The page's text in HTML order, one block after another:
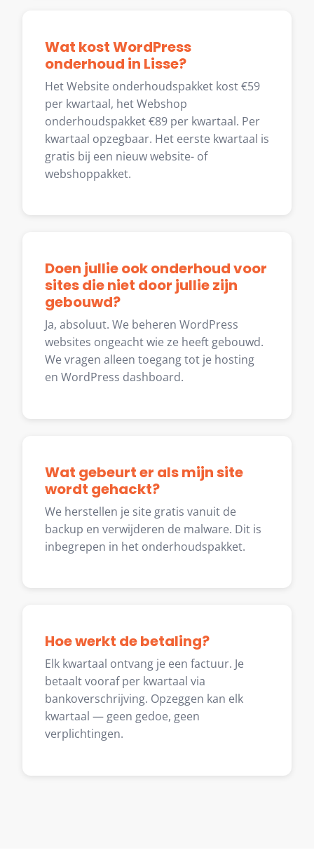
Wat kost WordPress
onderhoud in Lisse?
Het Website onderhoudspakket kost €59
per kwartaal, het Webshop
onderhoudspakket €89 per kwartaal. Per
kwartaal opzegbaar. Het eerste kwartaal is
gratis bij een nieuw website- of
webshoppakket.
Doen jullie ook onderhoud voor
sites die niet door jullie zijn
gebouwd?
Ja, absoluut. We beheren WordPress
websites ongeacht wie ze heeft gebouwd.
We vragen alleen toegang tot je hosting
en WordPress dashboard.
Wat gebeurt er als mijn site
wordt gehackt?
We herstellen je site gratis vanuit de
backup en verwijderen de malware. Dit is
inbegrepen in het onderhoudspakket.
Hoe werkt de betaling?
Elk kwartaal ontvang je een factuur. Je
betaalt vooraf per kwartaal via
bankoverschrijving. Opzeggen kan elk
kwartaal — geen gedoe, geen
verplichtingen.